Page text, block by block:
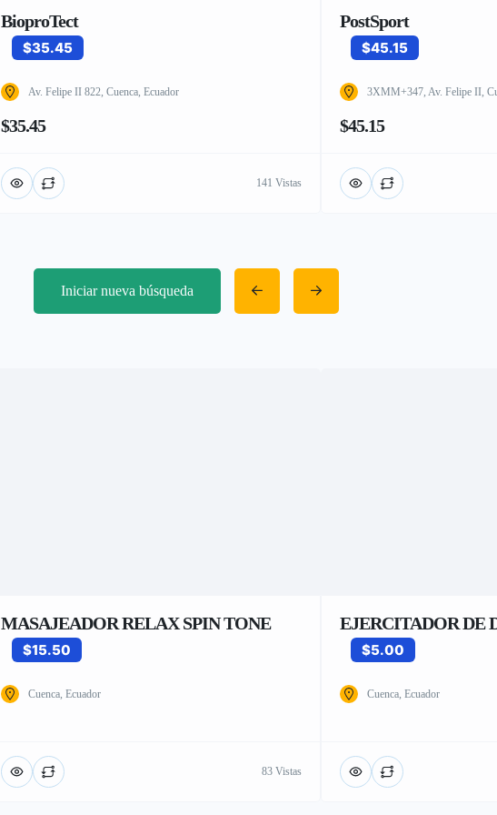
BioproTect
$35.45
Av. Felipe II 822, Cuenca, Ecuador
$35.45
141 Vistas
PostSport
$45.15
3XMM+347, Av. Felipe II,
$45.15
Iniciar nueva búsqueda
MASAJEADOR RELAX SPIN TONE
$15.50
Cuenca, Ecuador
83 Vistas
EJERCITADOR DE
$5.00
Cuenca, Ecuador